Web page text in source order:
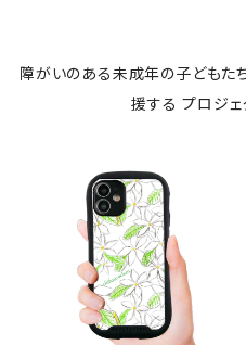
障がいのある未成年の子どもた
援する プロジェ